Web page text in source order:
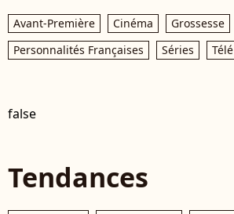
Avant-Première Cinéma Grossesse
Personnalités Françaises
Séries Télé
false
Tendances